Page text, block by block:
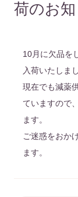
荷のお
10月に欠品を
入荷いたしま
現在でも減薬
ていますので
ます。
ご迷惑をおか
ます。